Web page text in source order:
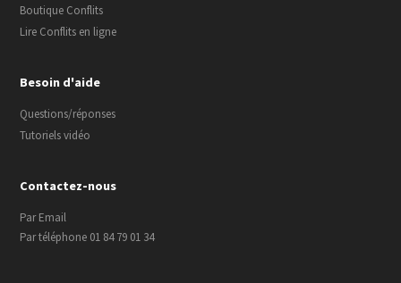
Boutique Conflits
Lire Conflits en ligne
Besoin d'aide
Questions/réponses
Tutoriels vidéo
Contactez-nous
Par Email
Par téléphone 01 84 79 01 34